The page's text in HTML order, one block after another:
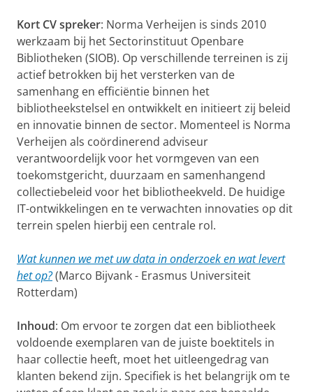
Kort CV spreker: Norma Verheijen is sinds 2010
werkzaam bij het Sectorinstituut Openbare
Bibliotheken (SIOB). Op verschillende terreinen is zij
actief betrokken bij het versterken van de
samenhang en efficiëntie binnen het
bibliotheekstelsel en ontwikkelt en initieert zij beleid
en innovatie binnen de sector. Momenteel is Norma
Verheijen als coördinerend adviseur
verantwoordelijk voor het vormgeven van een
toekomstgericht, duurzaam en samenhangend
collectiebeleid voor het bibliotheekveld. De huidige
IT-ontwikkelingen en te verwachten innovaties op dit
terrein spelen hierbij een centrale rol.
Wat kunnen we met uw data in onderzoek en wat levert
het op?(Marco Bijvank - Erasmus Universiteit
Rotterdam)
Inhoud: Om ervoor te zorgen dat een bibliotheek
voldoende exemplaren van de juiste boektitels in
haar collectie heeft, moet het uitleengedrag van
klanten bekend zijn. Specifiek is het belangrijk om te